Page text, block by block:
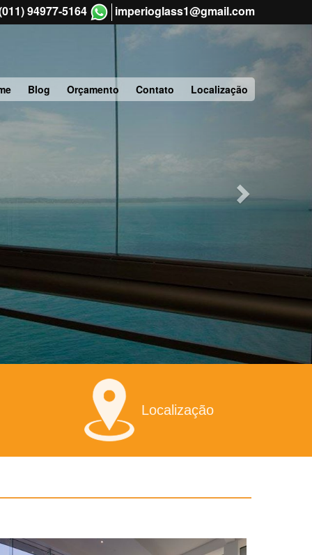
94977-5164 imperioglass1@gmail.com
Blog Orçamento Contato Localização
Next
Localização